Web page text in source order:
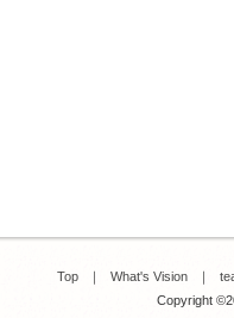
Top ｜ What's Vision ｜
Copyright